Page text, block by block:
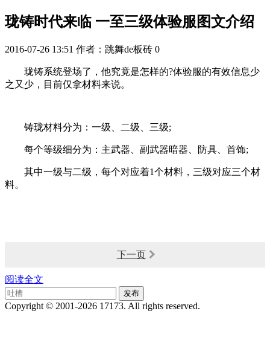
珑铸时代来临 一至三级体验服图文介绍
2016-07-26 13:51 作者：跳舞de板砖 0
珑铸系统登场了，他究竟是怎样的?体验服的有效信息少
之又少，目前仅拿材料来说。
铸珑材料分为：一级、二级、三级;
每个等级细分为：主武器、副武器暗器、防具、首饰;
其中一级与二级，每个对应着1个材料，三级对应三个材
料。
下一页
阅读全文
Copyright © 2001-2026 17173. All rights reserved.